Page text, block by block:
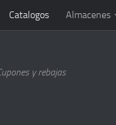
Catalogos Almacenes
y rebajas